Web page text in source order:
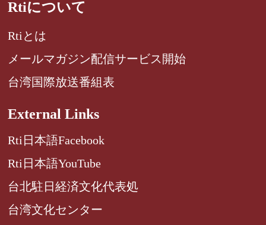
Rtiについて
Rtiとは
メールマガジン配信サービス開始
台湾国際放送番組表
External Links
Rti日本語Facebook
Rti日本語YouTube
台北駐日経済文化代表処
台湾文化センター